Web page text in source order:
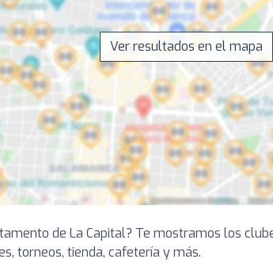
Ver resultados en el mapa
de La Capital? Te mostramos los
torneos, tienda, cafetería y más.